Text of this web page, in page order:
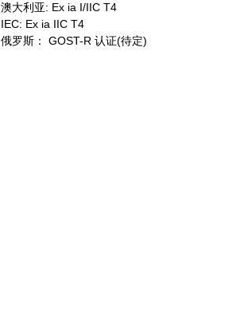
澳大利亚: Ex ia I/IIC T4
IEC: Ex ia IIC T4
俄罗斯： GOST-R 认证(待定)